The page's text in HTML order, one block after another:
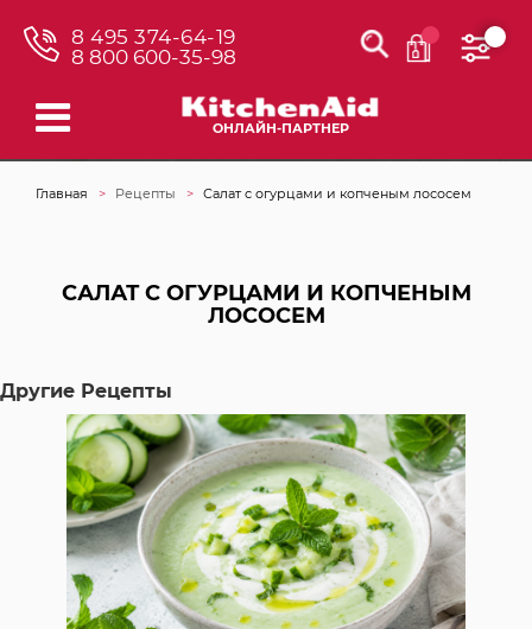
8 495 374-64-19
8 800 600-35-98
ОНЛАЙН-ПАРТНЕР
Главная Рецепты Салат с огурцами и копченым лососем
САЛАТ С ОГУРЦАМИ И КОПЧЕНЫМ
ЛОСОСЕМ
Другие Рецепты